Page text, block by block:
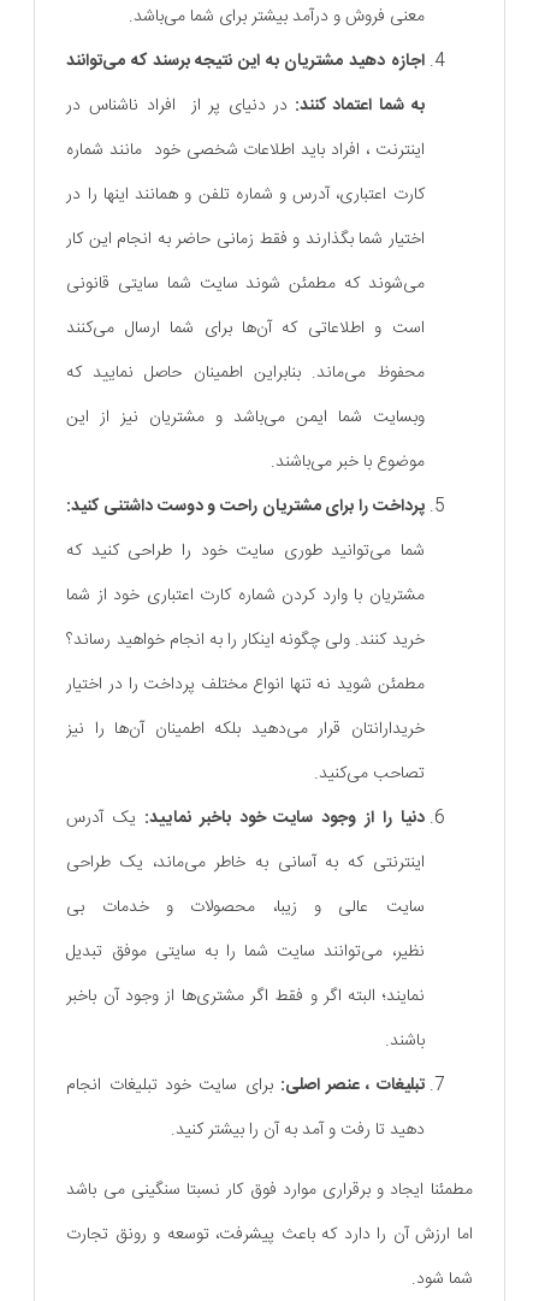
معنی فروش و درآمد بیشتر برای شما می‌باشد.
اجازه دهید مشتریان به این نتیجه برسند که می‌توانند
به شما اعتماد کنند: در دنیای پر از افراد ناشناس در
اینترنت ، افراد باید اطلاعات شخصی خود مانند شماره
کارت اعتباری، آدرس و شماره تلفن و همانند اینها را در
اختیار شما بگذارند و فقط زمانی حاضر به انجام این کار
می‌شوند که مطمئن شوند سایت شما سایتی قانونی
است و اطلاعاتی که آن‌ها برای شما ارسال می‌کنند
محفوظ می‌ماند. بنابراین اطمینان حاصل نمایید که
وبسایت شما ایمن می‌باشد و مشتریان نیز از این
موضوع با خبر می‌باشند.
پرداخت را برای مشتریان راحت و دوست داشتنی کنید:
شما می‌توانید طوری سایت خود را طراحی کنید که
مشتریان با وارد کردن شماره کارت اعتباری خود از شما
خرید کنند. ولی چگونه اینکار را به انجام خواهید رساند؟
مطمئن شوید نه تنها انواع مختلف پرداخت را در اختیار
خریدارانتان قرار می‌دهید بلکه اطمینان آن‌ها را نیز
تصاحب می‌کنید.
دنیا را از وجود سایت خود باخبر نمایید: یک آدرس
اینترنتی که به آسانی به خاطر می‌ماند، یک طراحی
سایت عالی و زیبا، محصولات و خدمات بی
نظیر، می‌توانند سایت شما را به سایتی موفق تبدیل
نمایند؛ البته اگر و فقط اگر مشتری‌ها از وجود آن باخبر
باشند.
تبلیغات ، عنصر اصلی: برای سایت خود تبلیغات انجام
دهید تا رفت و آمد به آن را بیشتر کنید.
مطمئنا ایجاد و برقراری موارد فوق کار نسبتا سنگینی می باشد
اما ارزش آن را دارد که باعث پیشرفت، توسعه و رونق تجارت
شما شود.